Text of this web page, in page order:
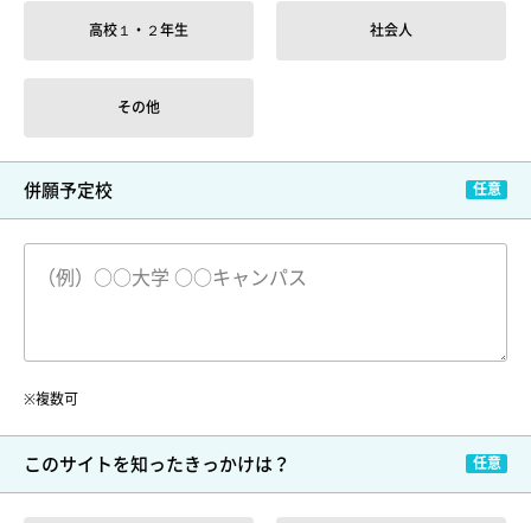
高校１・２年生 社会人
その他
併願予定校
※複数可
このサイトを知ったきっかけは？